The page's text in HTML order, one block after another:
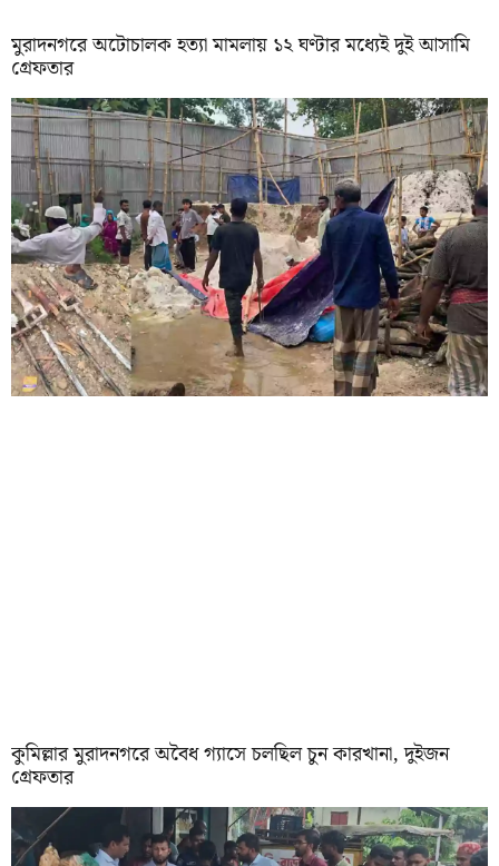
মুরাদনগরে অটোচালক হত্যা মামলায় ১২ ঘণ্টার মধ্যেই দুই আসামি
গ্রেফতার
কুমিল্লার মুরাদনগরে অবৈধ গ্যাসে চলছিল চুন কারখানা, দুইজন
গ্রেফতার